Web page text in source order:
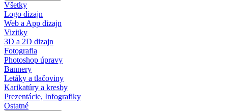
Všetky
Logo dizajn
Web a App dizajn
Vizitky
3D a 2D dizajn
Fotografia
Photoshop úpravy
Bannery
Letáky a tlačoviny
Karikatúry a kresby
Prezentácie, Infografiky
Ostatné